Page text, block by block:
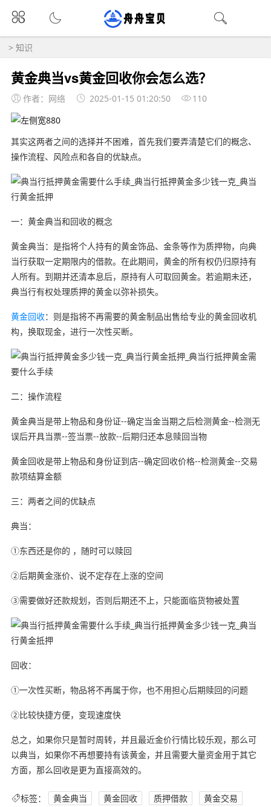
> 知识
黄金典当vs黄金回收你会怎么选？
作者：网络 2025-01-15 01:20:50 110
其实这两者之间的选择并不困难，首先我们要弄清楚它们的概念、
操作流程、风险点和各自的优缺点。
一：黄金典当和回收的概念
黄金典当：是指将个人持有的黄金饰品、金条等作为质押物，向典
当行获取一定期限内的借款。在此期间，黄金的所有权仍归原持有
人所有。到期并还清本息后，原持有人可取回黄金。若逾期未还，
典当行有权处理质押的黄金以弥补损失。
黄金回收：则是指将不再需要的黄金制品出售给专业的黄金回收机
构，换取现金，进行一次性买断。
二：操作流程
黄金典当是带上物品和身份证--确定当金当期之后检测黄金--检测无
误后开具当票--签当票--放款--后期归还本息赎回当物
黄金回收是带上物品和身份证到店--确定回收价格--检测黄金--交易
款项结算金额
三：两者之间的优缺点
典当：
①东西还是你的 ，随时可以赎回
②后期黄金涨价、说不定存在上涨的空间
③需要做好还款规划，否则后期还不上，只能面临货物被处置
回收：
①一次性买断，物品将不再属于你，也不用担心后期赎回的问题
②比较快捷方便，变现速度快
总之，如果你只是暂时周转，并且最近金价行情比较乐观，那么可
以典当，如果你不再想要持有该黄金，并且需要大量资金用于其它
方面，那么回收是更为直接高效的。
标签： 黄金典当 黄金回收 质押借款
黄金交易